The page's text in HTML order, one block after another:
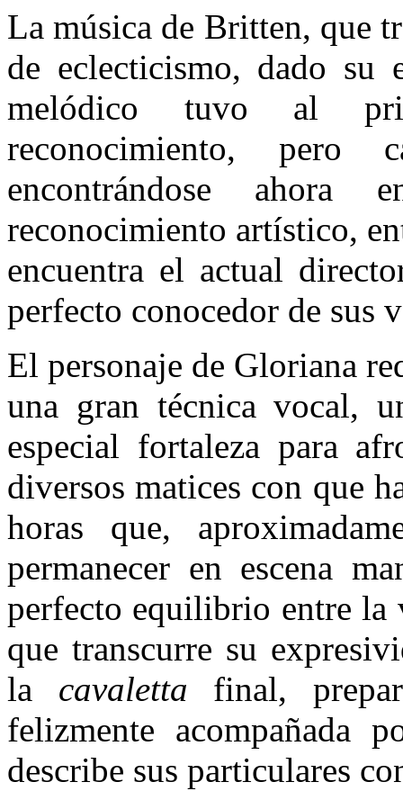
La música de Britten, que
de eclecticismo, dado su
melódico tuvo al
reconocimiento,
encontrándose
reconocimiento artístico,
encuentra el actual
perfecto conocedor de sus
El personaje de Gloriana
una gran técnica vocal,
especial fortaleza para
diversos matices con que
horas que,
permanecer en escena
perfecto equilibrio entre la
que transcurre su
la cavaletta final,
felizmente
describe sus particulares